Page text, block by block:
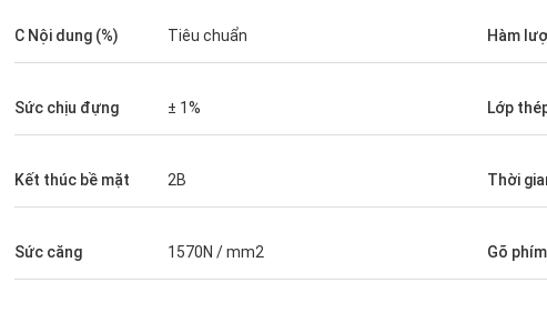
Diego Nemer
nice seamless pipes!
C Nội dung (%) Tiêu chuẩn Hàm
Sức chịu đựng ± 1% Lớp
Kết thúc bề mặt 2B Thời
Sức căng 1570N / mm2 Gõ phím